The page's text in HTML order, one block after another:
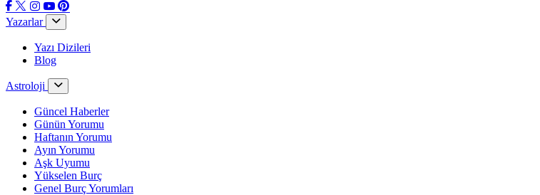
Yazarlar
Yazı Dizileri
Blog
Astroloji
Güncel Haberler
Günün Yorumu
Haftanın Yorumu
Ayın Yorumu
Aşk Uyumu
Yükselen Burç
Genel Burç Yorumları